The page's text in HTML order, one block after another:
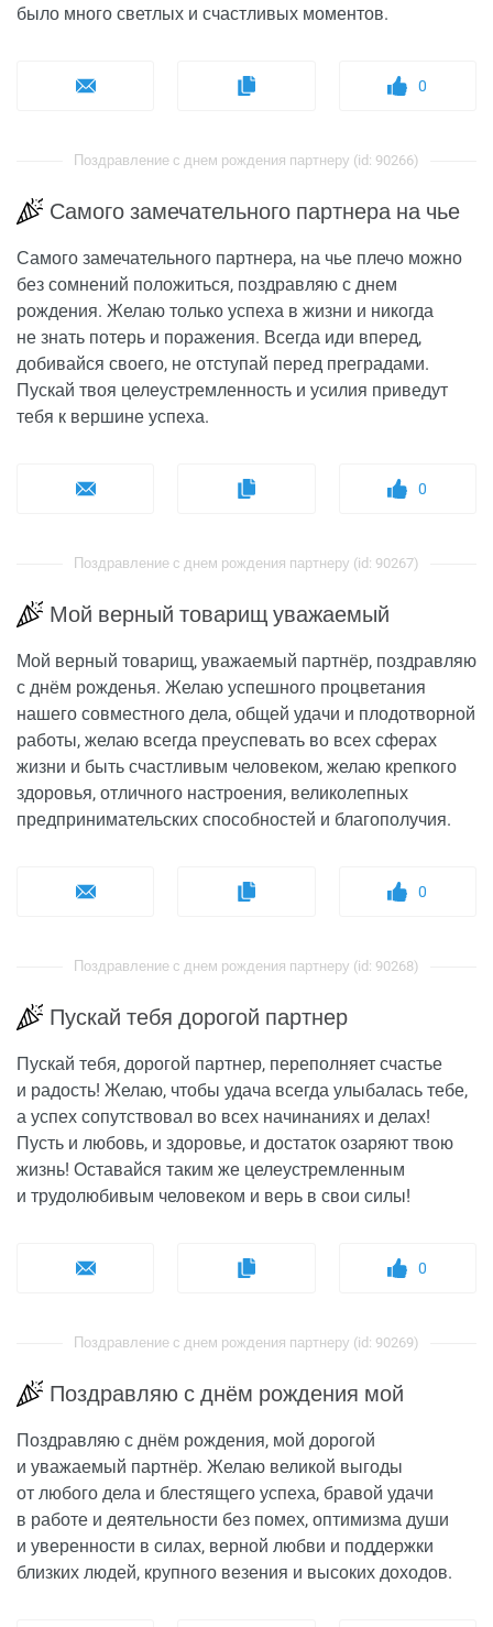
было много светлых и счастливых моментов.
0
Поздравление с днем рождения партнеру (id: 90266)
Самого замечательного партнера на чье
Самого замечательного партнера, на чье плечо можно
без сомнений положиться, поздравляю с днем
рождения. Желаю только успеха в жизни и никогда
не знать потерь и поражения. Всегда иди вперед,
добивайся своего, не отступай перед преградами.
Пускай твоя целеустремленность и усилия приведут
тебя к вершине успеха.
0
Поздравление с днем рождения партнеру (id: 90267)
Мой верный товарищ уважаемый
Мой верный товарищ, уважаемый партнёр, поздравляю
с днём рожденья. Желаю успешного процветания
нашего совместного дела, общей удачи и плодотворной
работы, желаю всегда преуспевать во всех сферах
жизни и быть счастливым человеком, желаю крепкого
здоровья, отличного настроения, великолепных
предпринимательских способностей и благополучия.
0
Поздравление с днем рождения партнеру (id: 90268)
Пускай тебя дорогой партнер
Пускай тебя, дорогой партнер, переполняет счастье
и радость! Желаю, чтобы удача всегда улыбалась тебе,
а успех сопутствовал во всех начинаниях и делах!
Пусть и любовь, и здоровье, и достаток озаряют твою
жизнь! Оставайся таким же целеустремленным
и трудолюбивым человеком и верь в свои силы!
0
Поздравление с днем рождения партнеру (id: 90269)
Поздравляю с днём рождения мой
Поздравляю с днём рождения, мой дорогой
и уважаемый партнёр. Желаю великой выгоды
от любого дела и блестящего успеха, бравой удачи
в работе и деятельности без помех, оптимизма души
и уверенности в силах, верной любви и поддержки
близких людей, крупного везения и высоких доходов.